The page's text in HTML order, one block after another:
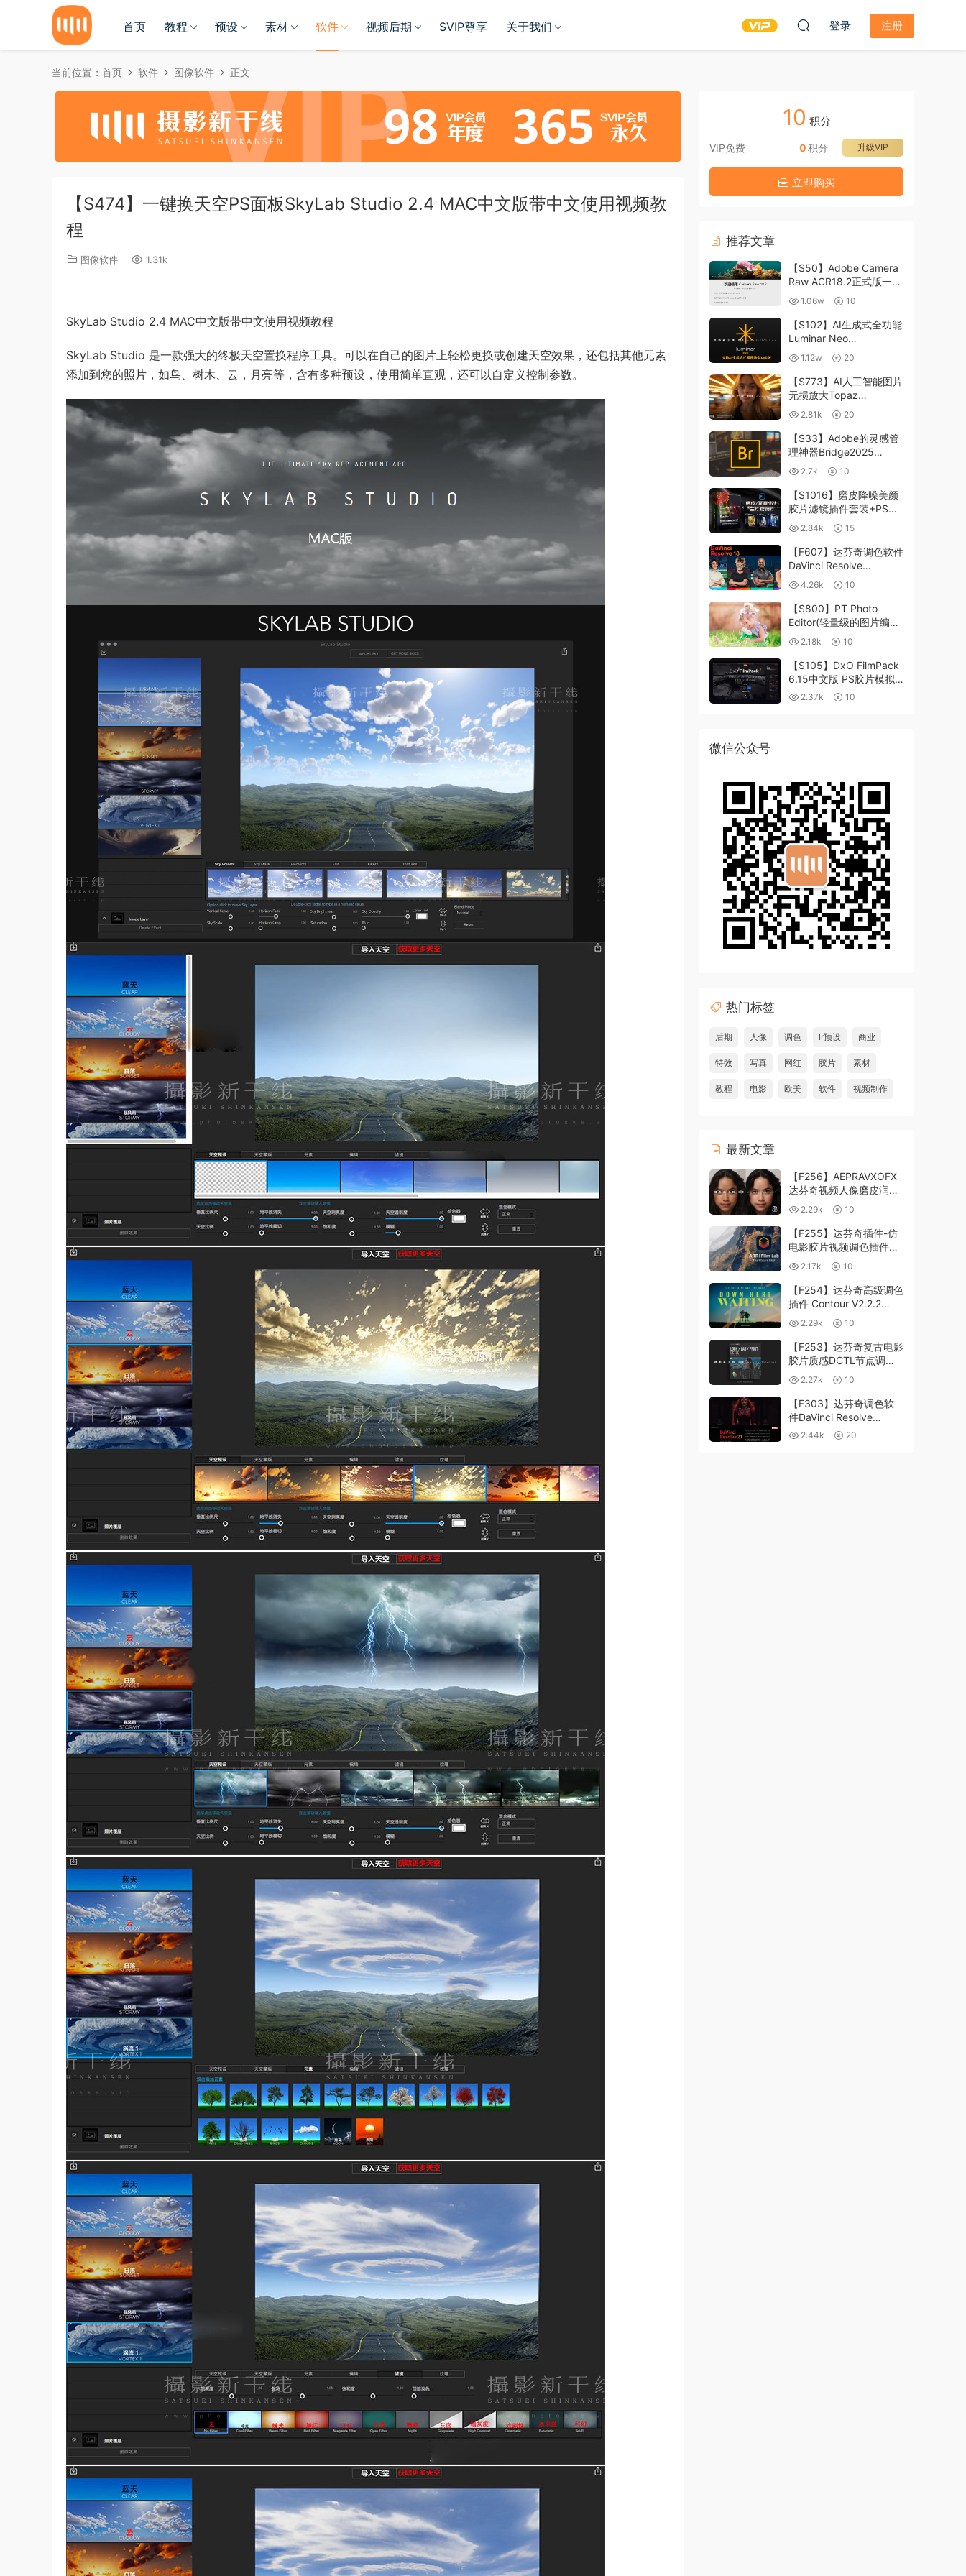
首页 教程 预设 素材 软件 视频后期 SVIP尊享 关于我们 登录 注册
当前位置： 首页 软件 图像软件 正文
【S474】一键换天空PS面板SkyLab Studio 2.4 MAC中文版带中文使用视频教
程
图像软件 1.31k
SkyLab Studio 2.4 MAC中文版带中文使用视频教程
SkyLab Studio 是一款强大的终极天空置换程序工具。可以在自己的图片上轻松更换或创建天空效果，还包括其他元素
添加到您的照片，如鸟、树木、云，月亮等，含有多种预设，使用简单直观，还可以自定义控制参数。
10 积分
VIP免费 升级VIP
0积分
立即购买
推荐文章
【S50】Adobe Camera
Raw ACR18.2正式版一键
升级包 ACR最新升级包
支持WIN和MAC
1.06w 10
【S102】AI生成式全功能
Luminar Neo
1.24.4(x64)超强修图插件
中文版WIN+MAC含400
个预设
1.12w 20
【S773】AI人工智能图片
无损放大Topaz
Gigapixel AI 8.4.0.1b照
片模糊清晰 PS插件+独立
版 WIN/MAC
2.81k 20
【S33】Adobe的灵感管
理神器Bridge2025
15.0.3 WIN系统 右键可
进入ACR
2.7k 10
【S1016】磨皮降噪美颜
胶片滤镜插件套装+PS动
作 Imagenomic
Professional Plugin Suite
v2027 Win汉化中文版
2.84k 15
【F607】达芬奇调色软件
DaVinci Resolve
Studio18.6Win、Mac 中
文/英文
4.26k 10
【S800】PT Photo
Editor(轻量级的图片编辑
工具)5.10.3汉化版 WIN
2.18k 10
【S105】DxO FilmPack
6.15中文版 PS胶片模拟
滤镜支持WIN/MAC
2.37k 10
微信公众号
热门标签
后期 人像 调色 lr预设 商业
特效 写真 网红 胶片 素材
教程 电影 欧美 软件 视频制作
最新文章
【F256】AEPRAVXOFX
达芬奇视频人像磨皮润肤
美颜插件 Beauty Box
V6.0.3 Win
2.29k 10
【F255】达芬奇插件-仿
电影胶片视频调色插件
ARRI Film Lab 1.0.10 Win
2.17k 10
【F254】达芬奇高级调色
插件 Contour V2.2.2
WinMac 含使用教程
2.29k 10
【F253】达芬奇复古电影
胶片质感DCTL节点调色
预设 MonoNodes LOOK
LAB PRINT V4.0
2.27k 10
【F303】达芬奇调色软
件DaVinci Resolve
Studio21.0.3 中文版
2.44k 20